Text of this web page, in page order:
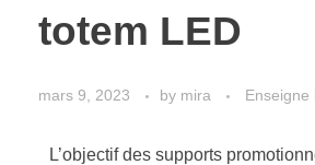
totem LED
mars 9, 2023 by mira Enseigne
L’objectif des supports